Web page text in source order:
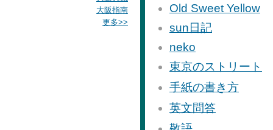
Old Sweet Yellow
sun日記
neko
東京のストリート
手紙の書き方
英文問答
大阪指南
更多>>